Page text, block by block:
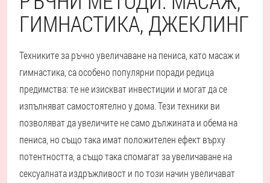
ГИМНАСТИКА, ДЖЕКЛИНГ
Техниките за ръчно увеличаване на пениса, като масаж и
гимнастика, са особено популярни поради редица
предимства: те не изискват инвестиции и могат да се
изпълняват самостоятелно у дома. Тези техники ви
позволяват да увеличите не само дължината и обема на
пениса, но също така имат положителен ефект върху
потентността, а също така спомагат за увеличаване на
сексуалната издръжливост и по този начин увеличават